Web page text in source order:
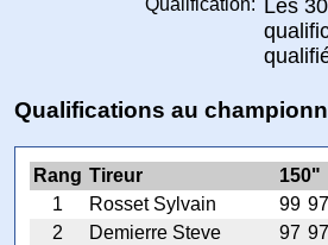
Les
Qualifications au
Rang Tireur 150"
1
Rosset Sylvain 99 97
2
Demierre Steve 97 97